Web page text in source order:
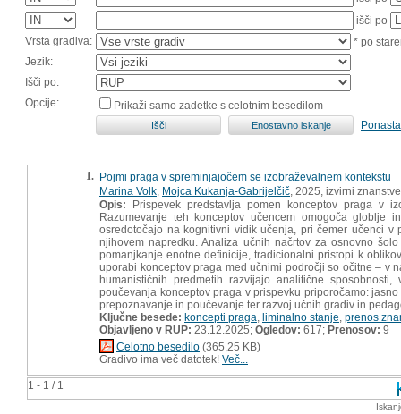
išči po
Vrsta gradiva:
* po
Jezik:
Išči po:
Opcije:
Prikaži samo zadetke s celotnim besedilom
1 - 1 / 1
1. Pojmi praga v spreminjajočem se izobraževalnem kontekstu
Marina Volk Mojca Kukanja-Gabrijelčič , 2025, izvirni
Opis: Prispevek predstavlja pomen konceptov praga v
Razumevanje teh konceptov učencem omogoča globlje
osredotočajo na kognitivni vidik učenja, pri čemer učenci
njihovem napredku. Analiza učnih načrtov za osnovno
pomanjkanje enotne definicije, tradicionalni pristopi k
uporabi konceptov praga med učnimi področji so očitne – v
humanističnih predmetih razvijajo analitične
poučevanja konceptov praga v prispevku priporočamo:
prepoznavanje in poučevanje ter razvoj učnih gradiv in
Ključne besede: koncepti praga liminalno stanje prenos
Objavljeno v RUP: 23.12.2025; Ogledov: 617; Prenosov: 9
Celotno besedilo (365,25 KB)
Gradivo ima več datotek! Več...